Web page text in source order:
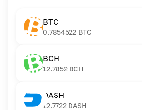
BTC
0.7854522 BTC
BCH
12.7852 BCH
DASH
12.7722 DASH